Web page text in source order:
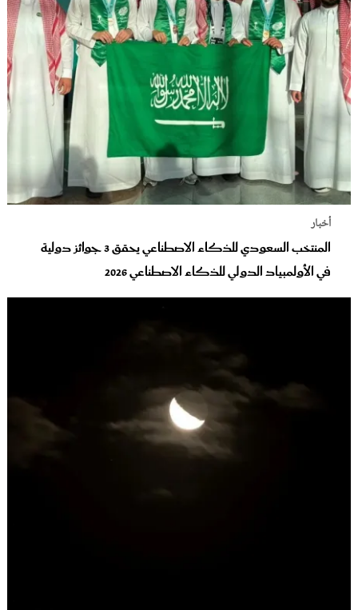
أخبار
المنتخب السعودي للذكاء الاصطناعي يحقق 3 جوائز دولية
في الأولمبياد الدولي للذكاء الاصطناعي 2026